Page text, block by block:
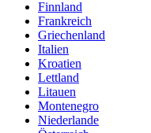
Finnland
Frankreich
Griechenland
Italien
Kroatien
Lettland
Litauen
Montenegro
Niederlande